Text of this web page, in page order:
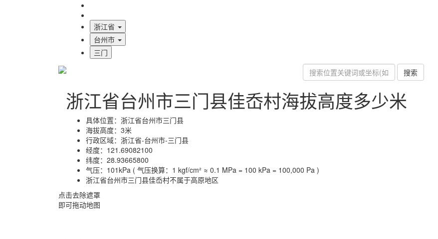
浙江省
台州市
三门
搜索
浙江省台州市三门县佳岙村海拔高度多少米
具体位置： 浙江省台州市三门县
海拔高度： 3米
行政区域： 浙江省-台州市-三门县
经度： 121.69082100
纬度： 28.93665800
气压： 101kPa ( 气压换算：1 kgf/cm² ≈ 0.1 MPa = 100 kPa = 100,000 Pa )
浙江省台州市三门县佳岙村不属于高原地区
点击去除遮罩
即可拖动地图